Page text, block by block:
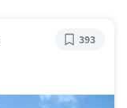
393